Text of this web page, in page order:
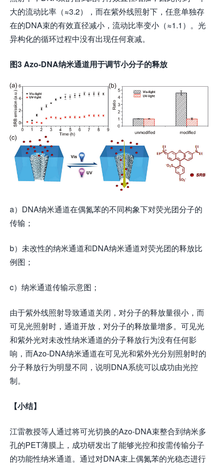
大的流动比率（≈3.2），而在紫外线照射下，任意单独存
在的DNA束的有效直径减小，流动比率变小（≈1.1）。光
异构化的循环过程中没有出现任何衰减。
图3 Azo-DNA纳米通道用于调节小分子的释放
a）DNA纳米通道在偶氮苯的不同构象下对荧光团分子的
传输；
b）未改性的纳米通道和DNA纳米通道对荧光团的释放比
例图；
c）纳米通道传输示意图；
由于紫外线照射导致通道关闭，对分子的释放量很小，而
可见光照射时，通道开放，对分子的释放量增多。可见光
和紫外光对未改性纳米通道的分子释放行为没有任何影
响，而Azo-DNA纳米通道在可见光和紫外光分别照射时的
分子释放行为明显不同，说明DNA系统可以成功由光控
制。
【小结】
江雷教授等人通过将可光切换的Azo-DNA束整合到纳米多
孔的PET薄膜上，成功研发出了能够光控和按需传输分子
的功能性纳米通道。通过对DNA束上偶氮苯的光稳态进行